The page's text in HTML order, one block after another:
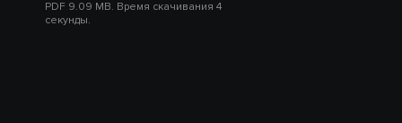
PDF 9.09 MB. Время скачивания 4
секунды.